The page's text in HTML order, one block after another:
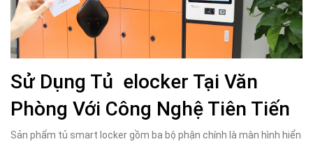
Sử Dụng Tủ elocker Tại Văn
Phòng Với Công Nghệ Tiên Tiến
Sản phẩm tủ smart locker gồm ba bộ phận chính là màn hình hiển